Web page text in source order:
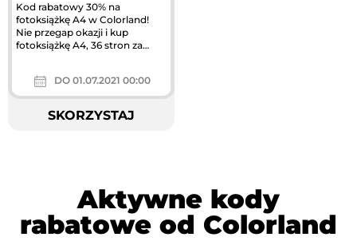
Kod rabatowy 30% na
fotoksiążkę A4 w Colorland!
Nie przegap okazji i kup
fotoksiążkę A4, 36 stron za
DO 01.07.2021 00:00
SKORZYSTAJ
Aktywne kody
rabatowe od Colorland